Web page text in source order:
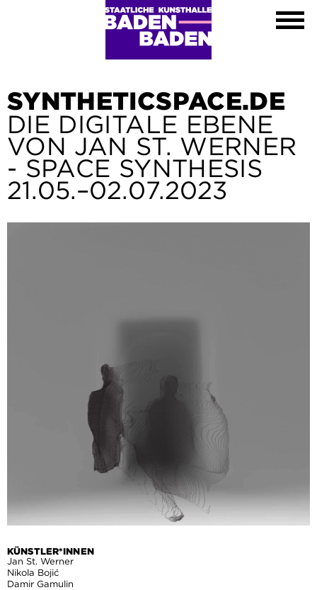
Ausstellungen
Kunsthalle
Kontakt
Shop
DE
EN
FR
Leichte Sprache
SYNTHETICSPACE.DE
DIE DIGITALE EBENE
VON JAN ST. WERNER
- SPACE SYNTHESIS
21.05.–02.07.2023
KÜNSTLER*INNEN
Jan St. Werner
Nikola Bojić
Damir Gamulin